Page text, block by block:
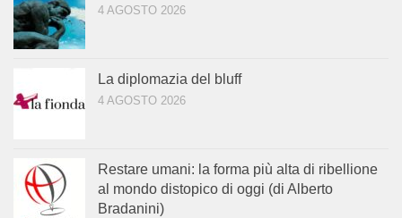
4 AGOSTO 2026
La diplomazia del bluff
4 AGOSTO 2026
Restare umani: la forma più alta di ribellione
al mondo distopico di oggi (di Alberto
Bradanini)